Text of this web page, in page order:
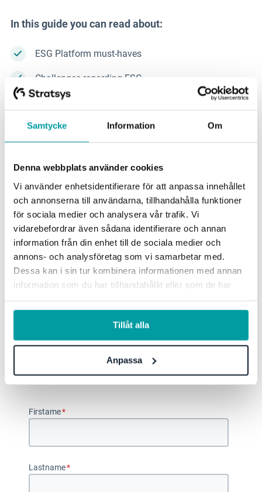
Samtycke Information Om
Denna webbplats använder cookies
Vi använder enhetsidentifierare för att anpassa innehållet
och annonserna till användarna, tillhandahålla funktioner
för sociala medier och analysera vår trafik. Vi
vidarebefordrar även sådana identifierare och annan
information från din enhet till de sociala medier och
annons- och analysföretag som vi samarbetar med.
Dessa kan i sin tur kombinera informationen med annan
information som du har tillhandahållit eller som de har
information, se vårintegritetspolicy.
Tillåt alla
Anpassa
In this guide you can read about:
ESG Platform must-haves
Challenges regarding ESG
Regulatory frameworks
Key takeaways from decision-makers
Download the guide
Firstame*
Lastname*